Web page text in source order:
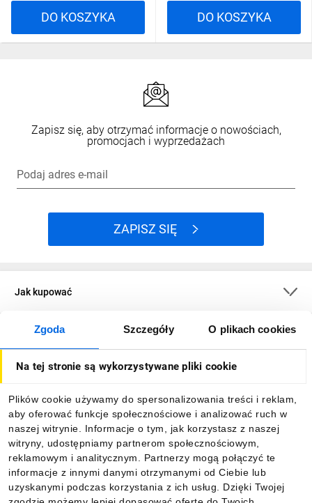
Zgoda Szczegóły O plikach cookies
Na tej stronie są wykorzystywane pliki cookie
Plików cookie używamy do spersonalizowania treści i reklam,
aby oferować funkcje społecznościowe i analizować ruch w
naszej witrynie. Informacje o tym, jak korzystasz z naszej
witryny, udostępniamy partnerom społecznościowym,
reklamowym i analitycznym. Partnerzy mogą połączyć te
informacje z innymi danymi otrzymanymi od Ciebie lub
uzyskanymi podczas korzystania z ich usług. Dzięki Twojej
DO KOSZYKA DO KOSZYKA
Zapisz się, aby otrzymać informacje o nowościach,
promocjach i wyprzedażach
Podaj adres e-mail
ZAPISZ SIĘ
Jak kupować
O firmie
Informacje
Pobierz naszą aplikację mobilną: